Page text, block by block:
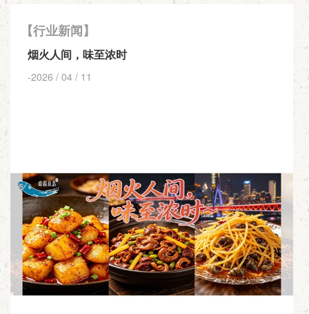
【行业新闻】
烟火人间，味至浓时
-2026 / 04 / 11